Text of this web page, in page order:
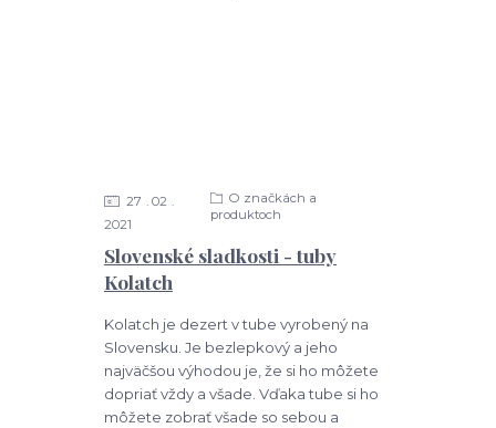
Slovenské sladkosti - tuby
Kolatch
27
02
2021
O značkách a
produktoch
Kolatch je dezert v tube vyrobený na
Slovensku. Je bezlepkový a jeho
najväčšou výhodou je, že si ho môžete
dopriať vždy a všade. Vďaka tube si ho
môžete zobrať všade so sebou a